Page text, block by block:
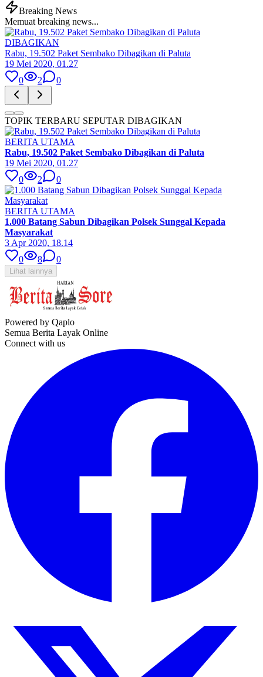
Breaking News
Memuat breaking news...
DIBAGIKAN
Rabu, 19.502 Paket Sembako Dibagikan di Paluta
19 Mei 2020, 01.27
0
2 0
TOPIK TERBARU SEPUTAR DIBAGIKAN
BERITA UTAMA
Rabu, 19.502 Paket Sembako Dibagikan di Paluta
19 Mei 2020, 01.27
0
2 0
BERITA UTAMA
1.000 Batang Sabun Dibagikan Polsek Sunggal Kepada
Masyarakat
3 Apr 2020, 18.14
0
8 0
Lihat lainnya
Powered by Qaplo
Semua Berita Layak Online
Connect with us